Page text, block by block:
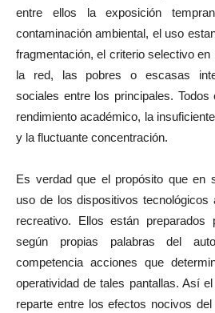
entre ellos la exposición
contaminación ambiental, el uso
fragmentación, el criterio selectivo
la red, las pobres o escasas
sociales entre los principales. Todos
rendimiento académico, la
y la fluctuante concentración.
Es verdad que el propósito que en
uso de los dispositivos tecnológicos
recreativo. Ellos están preparados
según propias palabras del
competencia acciones que
operatividad de tales pantallas. Así
reparte entre los efectos nocivos